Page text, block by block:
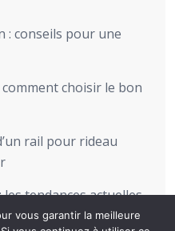
: conseils pour une
choisir le bon
rail pour rideau
tendances actuelles
vous garantir la meilleure